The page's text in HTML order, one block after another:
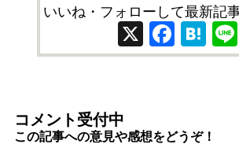
いいね・フォローして最新記
X
コメント受付中
この記事への意見や感想をどうぞ！